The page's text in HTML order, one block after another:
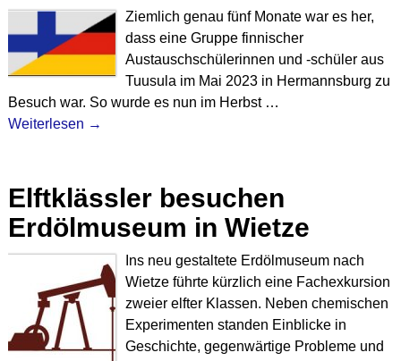
Ziemlich genau fünf Monate war es her,
dass eine Gruppe finnischer
Austauschschülerinnen und -schüler aus
Tuusula im Mai 2023 in Hermannsburg zu
Besuch war. So wurde es nun im Herbst …
Weiterlesen →
Elftklässler besuchen
Erdölmuseum in Wietze
Ins neu gestaltete Erdölmuseum nach
Wietze führte kürzlich eine Fachexkursion
zweier elfter Klassen. Neben chemischen
Experimenten standen Einblicke in
Geschichte, gegenwärtige Probleme und